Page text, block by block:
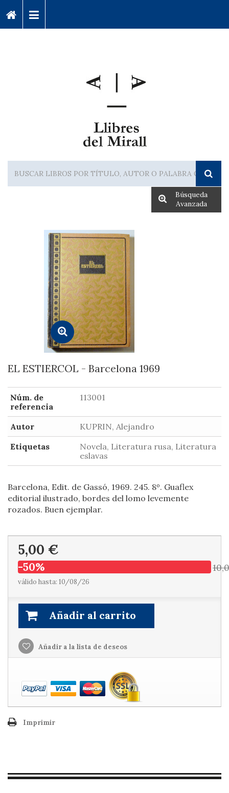
Búsqueda
Avanzada
EL ESTIERCOL - Barcelona 1969
Núm. de
referencia
113001
Autor
KUPRIN, Alejandro
Etiquetas
Novela, Literatura rusa, Literatura
eslavas
Barcelona, Edit. de Gassó, 1969. 245. 8º. Guaflex
editorial ilustrado, bordes del lomo levemente
rozados. Buen ejemplar.
5,00 €
-50%
válido hasta: 10/08/26
Añadir al carrito
Añadir a la lista de deseos
Imprimir